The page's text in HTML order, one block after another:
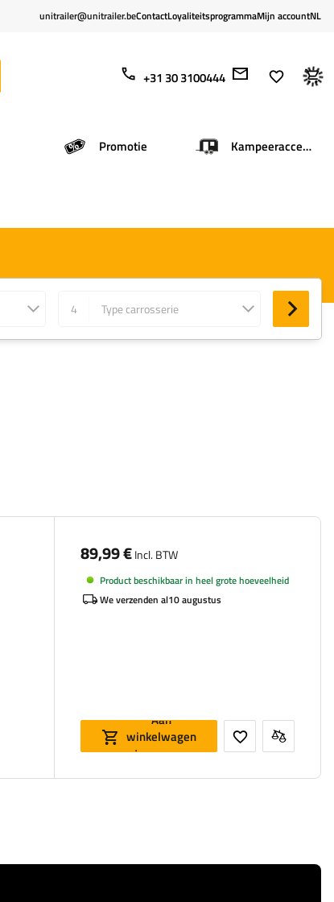
unitrailer@unitrailer.beContactLoyaliteitsprogrammaMijn accountNL
+31 30 3100444
Promotie Kampeeraccessoires
4 Type carrosserie
89,99 €Incl. BTW
Product beschikbaar in heel grote hoeveelheid
We verzenden al10 augustus
Aan
winkelwagen
toevoegen